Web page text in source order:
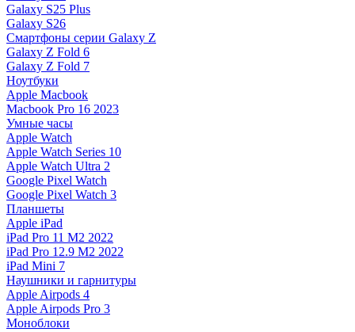
Galaxy S25 Plus
Galaxy S26
Смартфоны серии Galaxy Z
Galaxy Z Fold 6
Galaxy Z Fold 7
Ноутбуки
Apple Macbook
Macbook Pro 16 2023
Умные часы
Apple Watch
Apple Watch Series 10
Apple Watch Ultra 2
Google Pixel Watch
Google Pixel Watch 3
Планшеты
Apple iPad
iPad Pro 11 M2 2022
iPad Pro 12.9 M2 2022
iPad Mini 7
Наушники и гарнитуры
Apple Airpods 4
Apple Airpods Pro 3
Моноблоки